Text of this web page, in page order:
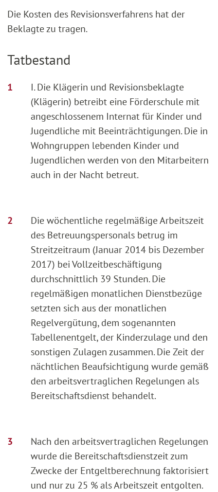
Die Kosten des Revisionsverfahrens hat der
Beklagte zu tragen.
Tatbestand
I. Die Klägerin und Revisionsbeklagte
(Klägerin) betreibt eine Förderschule mit
angeschlossenem Internat für Kinder und
Jugendliche mit Beeinträchtigungen. Die in
Wohngruppen lebenden Kinder und
Jugendlichen werden von den Mitarbeitern
auch in der Nacht betreut.
Die wöchentliche regelmäßige Arbeitszeit
des Betreuungspersonals betrug im
Streitzeitraum (Januar 2014 bis Dezember
2017) bei Vollzeitbeschäftigung
durchschnittlich 39 Stunden. Die
regelmäßigen monatlichen Dienstbezüge
setzten sich aus der monatlichen
Regelvergütung, dem sogenannten
Tabellenentgelt, der Kinderzulage und den
sonstigen Zulagen zusammen. Die Zeit der
nächtlichen Beaufsichtigung wurde gemäß
den arbeitsvertraglichen Regelungen als
Bereitschaftsdienst behandelt.
Nach den arbeitsvertraglichen Regelungen
wurde die Bereitschaftsdienstzeit zum
Zwecke der Entgeltberechnung faktorisiert
und nur zu 25 % als Arbeitszeit entgolten.